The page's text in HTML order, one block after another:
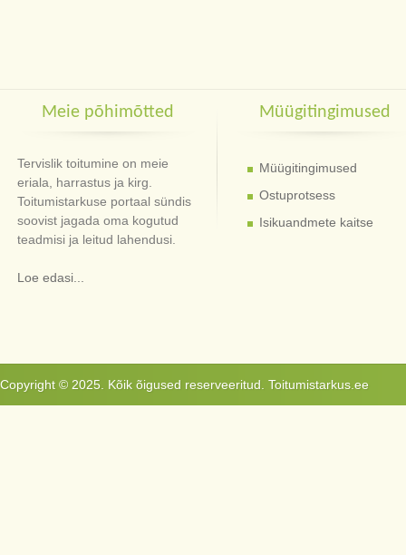
Meie põhimõtted
Tervislik toitumine on meie
eriala, harrastus ja kirg.
Toitumistarkuse portaal sündis
soovist jagada oma kogutud
teadmisi ja leitud lahendusi.
Loe edasi...
Müügitingimused
Müügitingimused
Ostuprotsess
Isikuandmete kaitse
Copyright © 2025. Kõik õigused reserveeritud. Toitumistarkus.ee